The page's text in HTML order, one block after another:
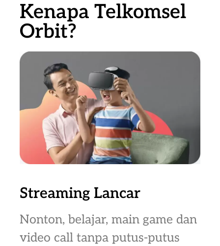
Kenapa Telkomsel
Orbit?
Streaming Lancar
Nonton, belajar, main game dan
video call tanpa putus-putus